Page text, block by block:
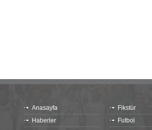
Anasayfa
Haberler
Fikstür
Futbol